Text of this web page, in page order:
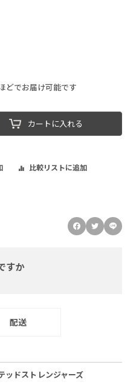
どでお届け可能です
カートに入れる
比較リストに追加
すか
配送
ッドストレンジャーズ